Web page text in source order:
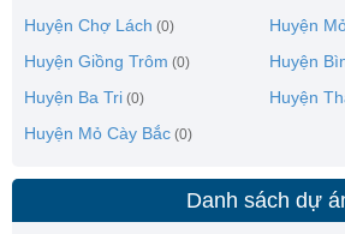
Huyện Chợ Lách (0) Huyện
Huyện Giồng Trôm (0) Huyện
Huyện Ba Tri (0) Huyện
Huyện Mỏ Cày Bắc (0)
Danh sách dự